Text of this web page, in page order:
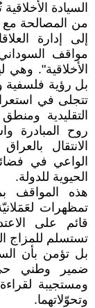
السيادة
من المصالحة مع
إلى إدارة
مواقف
الأخلاقية".
بل رؤية فلسفية
تتجلى في
التقليدية
روح المبادرة
الانتقال
الواعي في
الحيوية للدولة.
هذه المواقف
تمظهرات
قائم على
تستسلم للمزاج
بل تؤمن بأن
ضمير وطني
ومستجيبة
وتحوّلاتهما.